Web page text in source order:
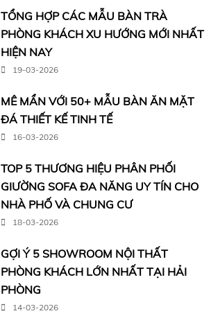
TỔNG HỢP CÁC MẪU BÀN TRÀ
PHÒNG KHÁCH XU HƯỚNG MỚI NHẤT
HIỆN NAY
19-03-2026
MÊ MẨN VỚI 50+ MẪU BÀN ĂN MẶT
ĐÁ THIẾT KẾ TINH TẾ
16-03-2026
TOP 5 THƯƠNG HIỆU PHÂN PHỐI
GIƯỜNG SOFA ĐA NĂNG UY TÍN CHO
NHÀ PHỐ VÀ CHUNG CƯ
18-03-2026
GỢI Ý 5 SHOWROOM NỘI THẤT
PHÒNG KHÁCH LỚN NHẤT TẠI HẢI
PHÒNG
14-03-2026